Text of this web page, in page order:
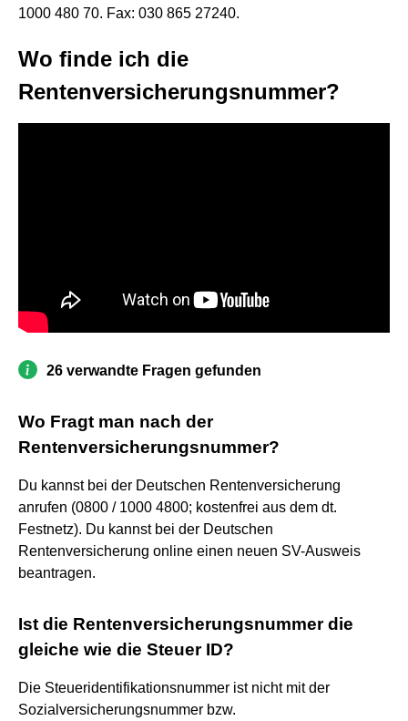
1000 480 70. Fax: 030 865 27240.
Wo finde ich die
Rentenversicherungsnummer?
26 verwandte Fragen gefunden
Wo Fragt man nach der
Rentenversicherungsnummer?
Du kannst bei der Deutschen Rentenversicherung
anrufen (0800 / 1000 4800; kostenfrei aus dem dt.
Festnetz). Du kannst bei der Deutschen
Rentenversicherung online einen neuen SV-Ausweis
beantragen.
Ist die Rentenversicherungsnummer die
gleiche wie die Steuer ID?
Die Steueridentifikationsnummer ist nicht mit der
Sozialversicherungsnummer bzw.